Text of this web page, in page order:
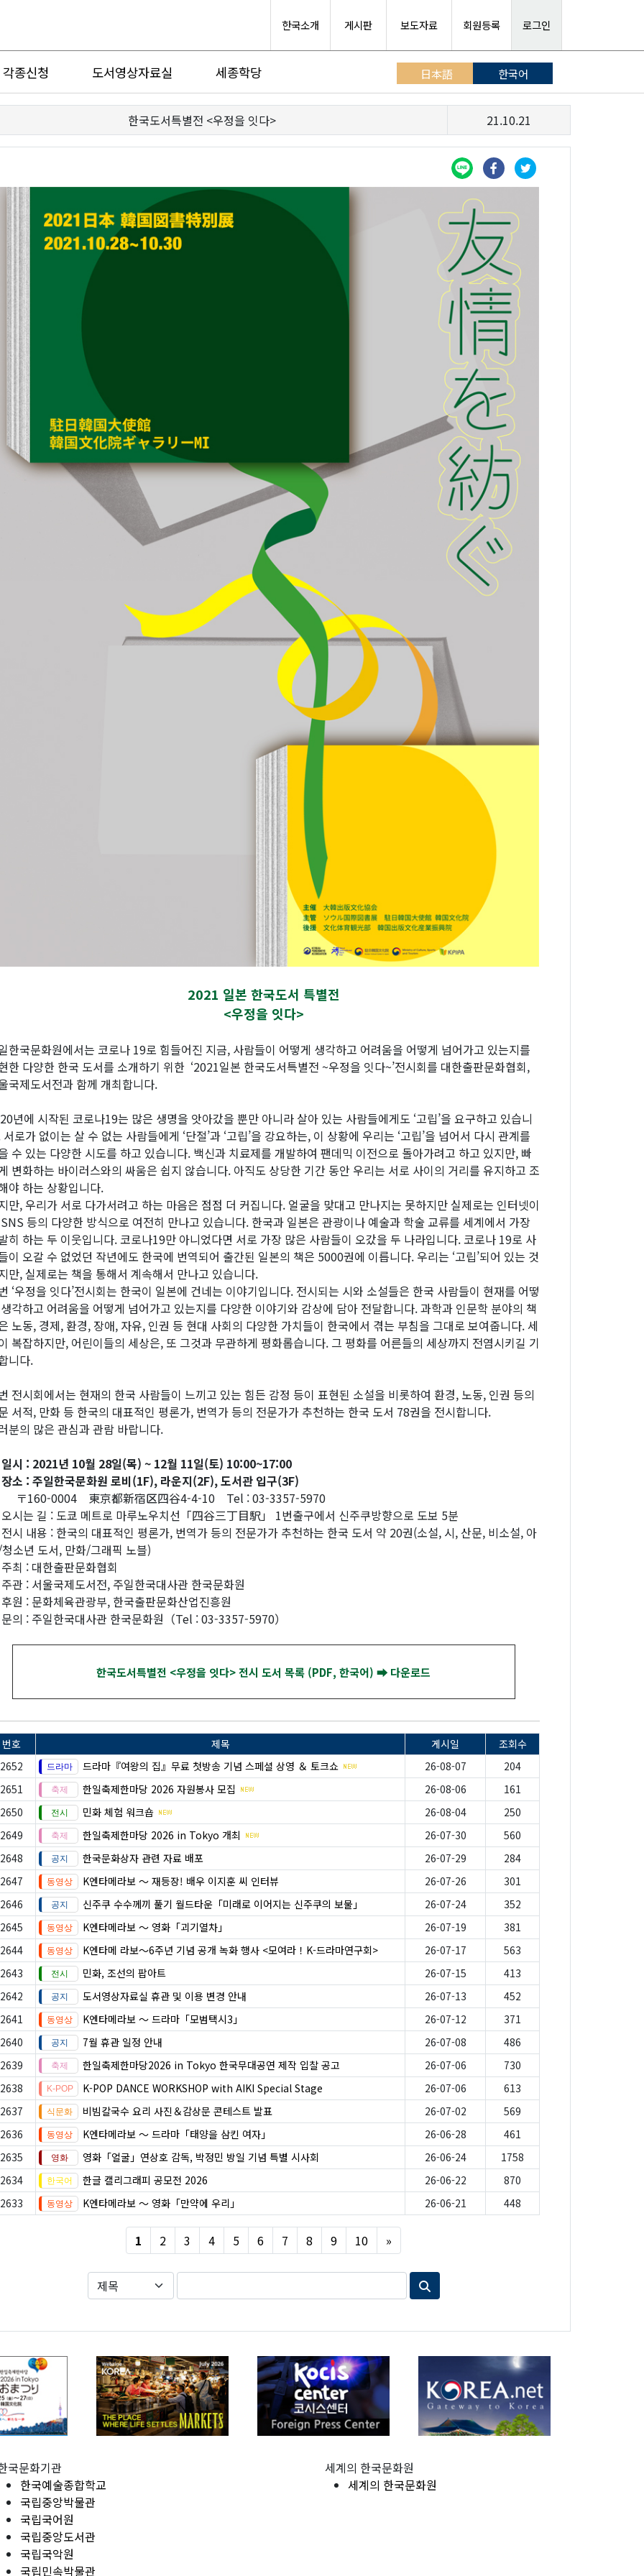
한국소개 게시판 보도자료 회원등록 로그인
각종신청 도서영상자료실 세종학당 日本語 한국어
한국도서특별전 <우정을 잇다> 21.10.21
2021 일본 한국도서 특별전
<우정을 잇다>
한국문화원에서는 코로나 19로 힘들어진 지금, 사람들이 어떻게 생각하고 어려움을 어떻게 넘어가고 있는지를
한 다양한 한국 도서를 소개하기 위한 ‘2021일본 한국도서특별전 ~우정을 잇다~’전시회를 대한출판문화협회,
국제도서전과 함께 개최합니다.
년에 시작된 코로나19는 많은 생명을 앗아갔을 뿐만 아니라 살아 있는 사람들에게도 ‘고립’을 요구하고 있습니
서로가 없이는 살 수 없는 사람들에게 ‘단절’과 ‘고립’을 강요하는, 이 상황에 우리는 ‘고립’을 넘어서 다시 관계를
수 있는 다양한 시도를 하고 있습니다. 백신과 치료제를 개발하여 팬데믹 이전으로 돌아가려고 하고 있지만, 빠
변화하는 바이러스와의 싸움은 쉽지 않습니다. 아직도 상당한 기간 동안 우리는 서로 사이의 거리를 유지하고 조
야 하는 상황입니다.
만, 우리가 서로 다가서려고 하는 마음은 점점 더 커집니다. 얼굴을 맞대고 만나지는 못하지만 실제로는 인터넷이
등의 다양한 방식으로 여전히 만나고 있습니다. 한국과 일본은 관광이나 예술과 학술 교류를 세계에서 가장
히 하는 두 이웃입니다. 코로나19만 아니었다면 서로 가장 많은 사람들이 오갔을 두 나라입니다. 코로나 19로 사
이 오갈 수 없었던 작년에도 한국에 번역되어 출간된 일본의 책은 5000권에 이릅니다. 우리는 ‘고립’되어 있는 것
만, 실제로는 책을 통해서 계속해서 만나고 있습니다.
‘우정을 잇다’전시회는 한국이 일본에 건네는 이야기입니다. 전시되는 시와 소설들은 한국 사람들이 현재를 어떻
각하고 어려움을 어떻게 넘어가고 있는지를 다양한 이야기와 감상에 담아 전달합니다. 과학과 인문학 분야의 책
노동, 경제, 환경, 장애, 자유, 인권 등 현대 사회의 다양한 가치들이 한국에서 겪는 부침을 그대로 보여줍니다. 세
복잡하지만, 어린이들의 세상은, 또 그것과 무관하게 평화롭습니다. 그 평화를 어른들의 세상까지 전염시키길 기
니다.
전시회에서는 현재의 한국 사람들이 느끼고 있는 힘든 감정 등이 표현된 소설을 비롯하여 환경, 노동, 인권 등의
서적, 만화 등 한국의 대표적인 평론가, 번역가 등의 전문가가 추천하는 한국 도서 78권을 전시합니다.
분의 많은 관심과 관람 바랍니다.
시 : 2021년 10월 28일(목) ~ 12월 11일(토) 10:00~17:00
소 : 주일한국문화원 로비(1F), 라운지(2F), 도서관 입구(3F)
0004 東京都新宿区四谷4-4-10 Tel : 03-3357-5970
시는 길 : 도쿄 메트로 마루노우치선「四谷三丁目駅」 1번출구에서 신주쿠방향으로 도보 5분
시 내용 : 한국의 대표적인 평론가, 번역가 등의 전문가가 추천하는 한국 도서 약 20권(소설, 시, 산문, 비소설, 아
소년 도서, 만화/그래픽 노블)
최 : 대한출판문화협회
관 : 서울국제도서전, 주일한국대사관 한국문화원
원 : 문화체육관광부, 한국출판문화산업진흥원
의 : 주일한국대사관 한국문화원（Tel : 03-3357-5970）
한국도서특별전 <우정을 잇다> 전시 도서 목록 (PDF, 한국어) ➡ 다운로드
번호 제목 게시일
조회수
2652
드라마『여왕의 집』무료 첫방송 기념 스페셜 상영 ＆ 토크쇼 26-08-07
204
2651
한일축제한마당 2026 자원봉사 모집 26-08-06
161
2650
민화 체험 워크숍 26-08-04
250
2649
한일축제한마당 2026 in Tokyo 개최 26-07-30
560
2648
한국문화상자 관련 자료 배포 26-07-29
284
2647
K엔타메라보 ～ 재등장! 배우 이지훈 씨 인터뷰 26-07-26
301
2646
신주쿠 수수께끼 풀기 월드타운「미래로 이어지는 신주쿠의 보물」 26-07-24
352
2645
K엔타메라보 ～ 영화「괴기열차」 26-07-19
381
2644
K엔타메 라보～6주년 기념 공개 녹화 행사 <모여라！K-드라마연구회> 26-07-17
563
2643
민화, 조선의 팝아트 26-07-15
413
2642
도서영상자료실 휴관 및 이용 변경 안내 26-07-13
452
2641
K엔타메라보 ～ 드라마「모범택시3」 26-07-12
371
2640
7월 휴관 일정 안내 26-07-08
486
2639
한일축제한마당2026 in Tokyo 한국무대공연 제작 입찰 공고 26-07-06
730
2638
K-POP DANCE WORKSHOP with AIKI Special Stage 26-07-06
613
2637
비빔칼국수 요리 사진＆감상문 콘테스트 발표 26-07-02
569
2636
K엔타메라보 ～ 드라마「태양을 삼킨 여자」 26-06-28
461
2635
영화「얼굴」연상호 감독, 박정민 방일 기념 특별 시사회 26-06-24
1758
2634
한글 캘리그래피 공모전 2026 26-06-22
870
2633
K엔타메라보 ～ 영화「만약에 우리」 26-06-21 448
1 2 3 4 5 6 7 8 9 10 »
국문화기관
한국예술종합학교
국립중앙박물관
국립국어원
국립중앙도서관
국립국악원
국립민속박물관
세계의 한국문화원
세계의 한국문화원